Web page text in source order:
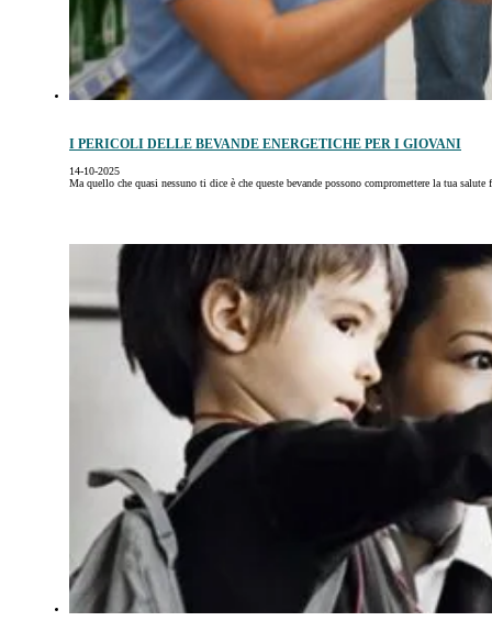
I PERICOLI DELLE BEVANDE ENERGETICHE PER I GIOVANI
14-10-2025
Ma quello che quasi nessuno ti dice è che queste bevande possono compromettere la tua